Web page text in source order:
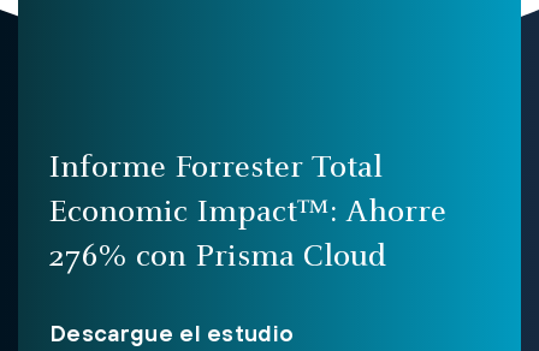
Informe Forrester Total
Economic Impact™: Ahorre
276% con Prisma Cloud
Descargue el estudio